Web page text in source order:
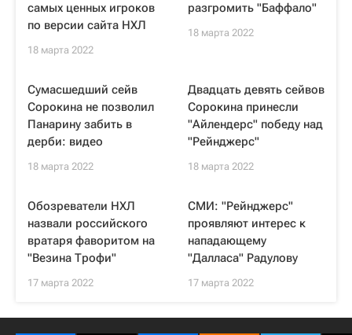
самых ценных игроков
по версии сайта НХЛ
18 марта 2022
разгромить "Баффало"
18 марта 2022
Сумасшедший сейв
Сорокина не позволил
Панарину забить в
дерби: видео
18 марта 2022
Двадцать девять сейвов
Сорокина принесли
"Айлендерс" победу над
"Рейнджерс"
18 марта 2022
Обозреватели НХЛ
назвали российского
вратаря фаворитом на
"Везина Трофи"
17 марта 2022
СМИ: "Рейнджерс"
проявляют интерес к
нападающему
"Далласа" Радулову
17 марта 2022